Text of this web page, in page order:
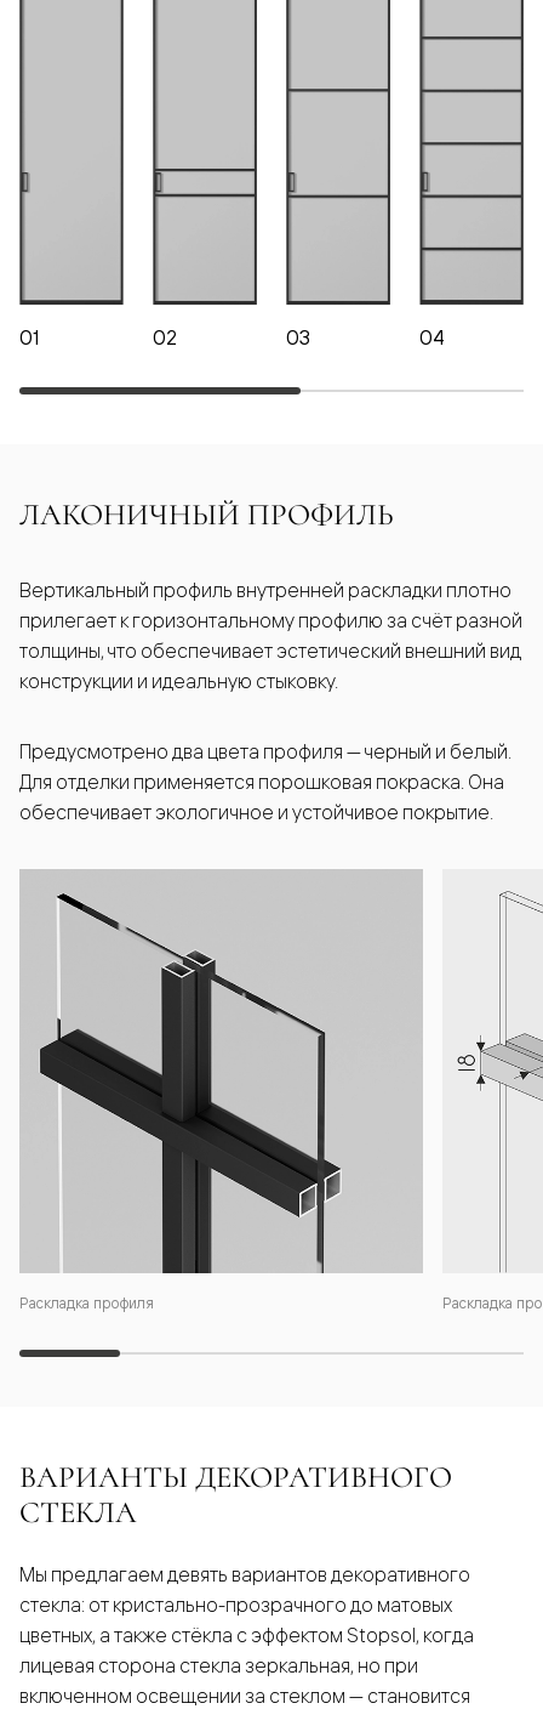
01 02 03 04
ЛАКОНИЧНЫЙ ПРОФИЛЬ
Раскладка профиля Раскладка
Вертикальный профиль внутренней раскладки плотно
прилегает к горизонтальному профилю за счёт разной
толщины, что обеспечивает эстетический внешний вид
конструкции и идеальную стыковку.
Предусмотрено два цвета профиля — черный и белый.
Для отделки применяется порошковая покраска. Она
обеспечивает экологичное и устойчивое покрытие.
ВАРИАНТЫ ДЕКОРАТИВНОГО
СТЕКЛА
Мы предлагаем девять вариантов декоративного
стекла: от кристально-прозрачного до матовых
цветных, а также стёкла с эффектом Stopsol, когда
лицевая сторона стекла зеркальная, но при
включенном освещении за стеклом — становится